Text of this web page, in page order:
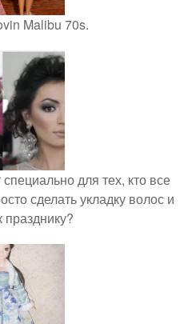
Malibu 70s.
для тех, кто все
сделать укладку волос и
празднику?